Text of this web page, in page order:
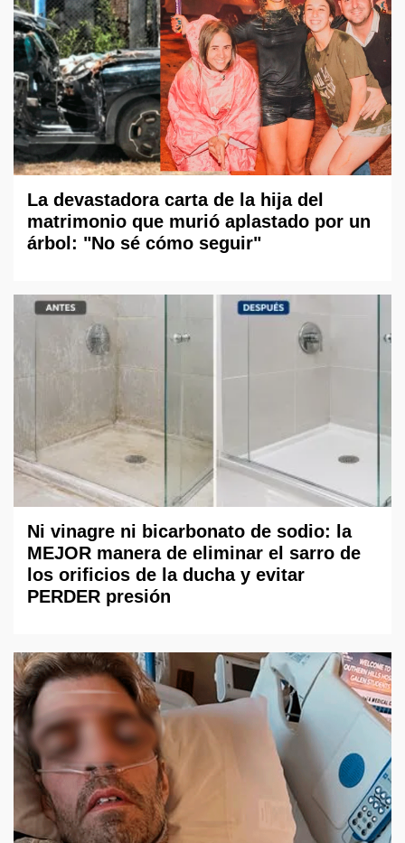
La devastadora carta de la hija del
matrimonio que murió aplastado por un
árbol: "No sé cómo seguir"
Ni vinagre ni bicarbonato de sodio: la
MEJOR manera de eliminar el sarro de
los orificios de la ducha y evitar
PERDER presión